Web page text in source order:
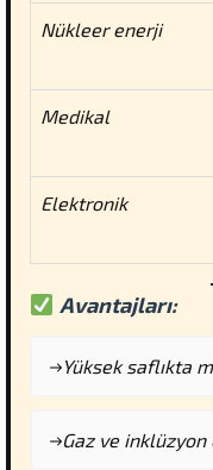
Nükleer enerji
Medikal
Elektronik
Avantajları:
Yüksek saflıkta
Gaz ve